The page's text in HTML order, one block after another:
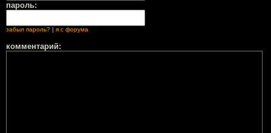
пароль:
забыл пароль? я с форума
комментарий: